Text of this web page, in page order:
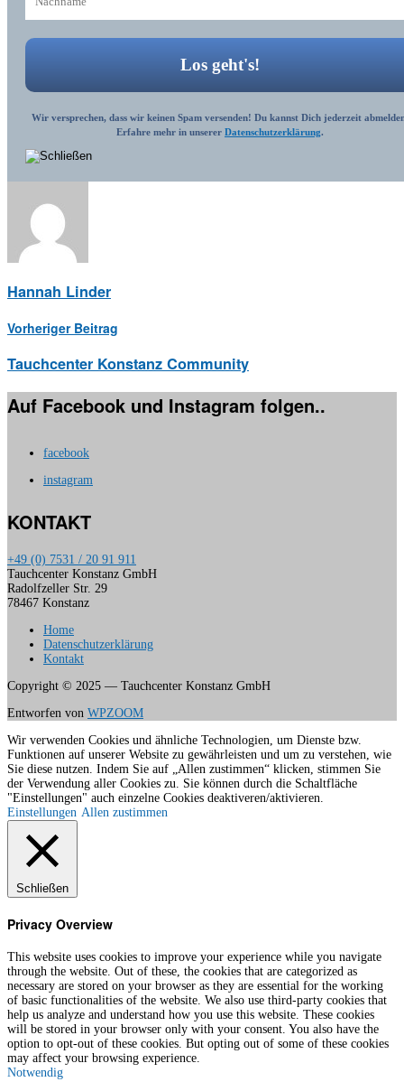
Wir versprechen, dass wir keinen Spam versenden! Du kannst Dich jederzeit
Erfahre mehr in unserer Datenschutzerklärung.
Hannah Linder
Vorheriger Beitrag
Tauchcenter Konstanz Community
Auf Facebook und Instagram folgen..
facebook
instagram
KONTAKT
+49 (0) 7531 / 20 91 911
Tauchcenter Konstanz GmbH
Radolfzeller Str. 29
78467 Konstanz
Home
Datenschutzerklärung
Kontakt
Copyright © 2025 — Tauchcenter Konstanz GmbH
Entworfen von WPZOOM
Wir verwenden Cookies und ähnliche Technologien, um Dienste bzw.
Funktionen auf unserer Website zu gewährleisten und um zu verstehen, wie
Sie diese nutzen. Indem Sie auf „Allen zustimmen“ klicken, stimmen Sie
der Verwendung aller Cookies zu. Sie können durch die Schaltfläche
"Einstellungen" auch einzelne Cookies deaktiveren/aktivieren.
Einstellungen Allen zustimmen
Schließen
Privacy Overview
This website uses cookies to improve your experience while you navigate
through the website. Out of these, the cookies that are categorized as
necessary are stored on your browser as they are essential for the working
of basic functionalities of the website. We also use third-party cookies that
help us analyze and understand how you use this website. These cookies
will be stored in your browser only with your consent. You also have the
option to opt-out of these cookies. But opting out of some of these cookies
may affect your browsing experience.
Notwendig